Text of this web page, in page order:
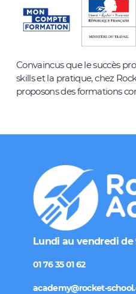
Convaincus que le succès
skills et la pratique, chez
proposons des formations
Lundi au vendredide
01 76 35 01 62
academy@rocket-